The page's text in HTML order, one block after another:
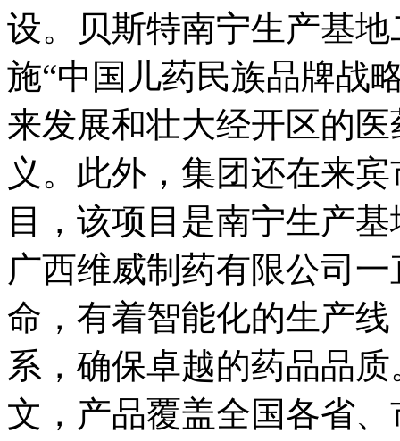
设。贝斯特南宁生产基
施“中国儿药民族品牌战
来发展和壮大经开区的
义。此外，集团还在来
目，该项目是南宁生产
广西维威制药有限公司
命，有着智能化的生产
系，确保卓越的药品品
文，产品覆盖全国各省